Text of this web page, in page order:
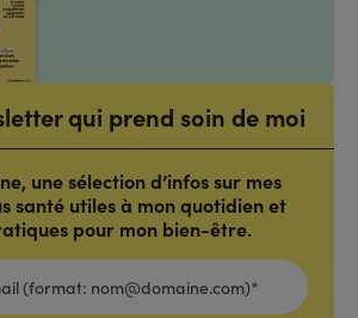
qui prend soin de moi
une sélection d’infos sur mes
santé utiles à mon quotidien et
pour mon bien-être.